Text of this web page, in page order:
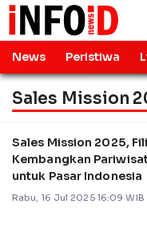
News Peristiwa
Sales Mission
Sales Mission 2025,
Kembangkan
untuk Pasar Indonesia
Rabu, 16 Jul 2025 16:09 WIB